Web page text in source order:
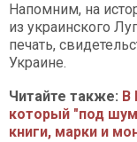
Напомним, на
из украинского
печать,
Украине.
Читайте также: В
который "под
книги, марки и